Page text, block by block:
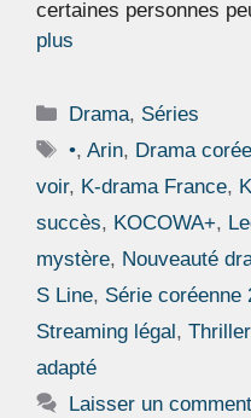
certaines personnes
plus
Catégories
Drama, Séries
Étiquettes
•,Arin, Drama
voir, K-drama France,
succès, KOCOWA+,
mystère, Nouveauté
S Line, Série coréenne
Streaming légal ,
adapté
Laisser un